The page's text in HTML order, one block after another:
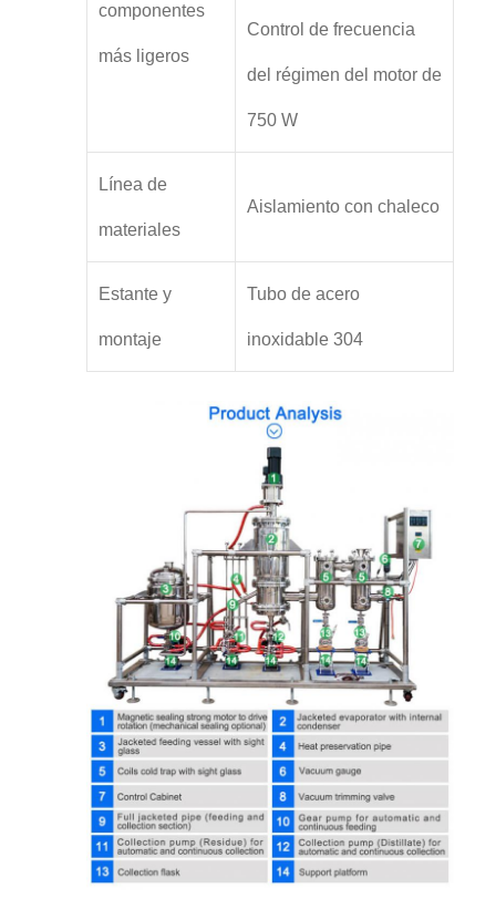
componentes
más ligeros
Control de frecuencia
del régimen del motor de
750 W
Línea de
materiales
Aislamiento con chaleco
Estante y
montaje
Tubo de acero
inoxidable 304